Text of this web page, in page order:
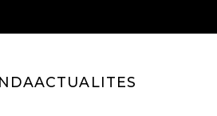
ACTUALITES